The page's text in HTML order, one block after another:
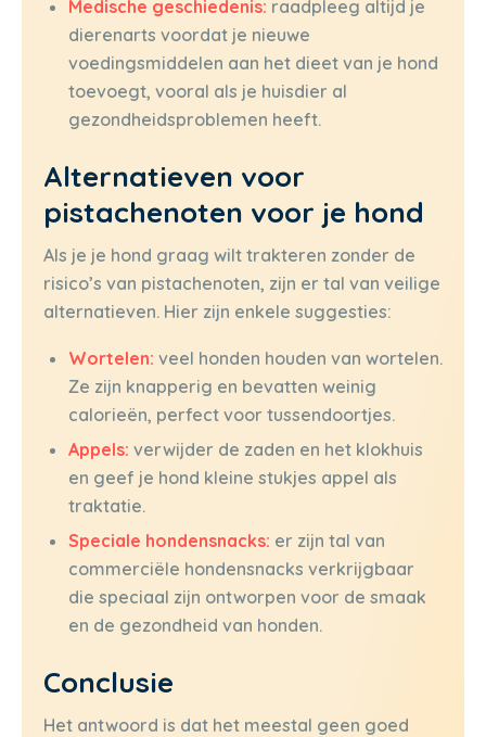
Medische geschiedenis: raadpleeg altijd je
dierenarts voordat je nieuwe
voedingsmiddelen aan het dieet van je hond
toevoegt, vooral als je huisdier al
gezondheidsproblemen heeft.
Alternatieven voor
pistachenoten voor je hond
Als je je hond graag wilt trakteren zonder de
risico’s van pistachenoten, zijn er tal van veilige
alternatieven. Hier zijn enkele suggesties:
Wortelen: veel honden houden van wortelen.
Ze zijn knapperig en bevatten weinig
calorieën, perfect voor tussendoortjes.
Appels: verwijder de zaden en het klokhuis
en geef je hond kleine stukjes appel als
traktatie.
Speciale hondensnacks: er zijn tal van
commerciële hondensnacks verkrijgbaar
die speciaal zijn ontworpen voor de smaak
en de gezondheid van honden.
Conclusie
Het antwoord is dat het meestal geen goed